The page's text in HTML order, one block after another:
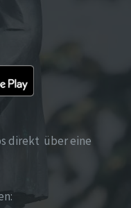
direkt über eine